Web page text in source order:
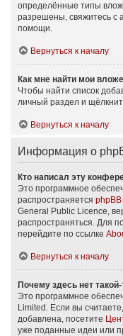
определённые типы
разрешены, свяжитесь с
помощи.
Вернуться к началу
Как мне найти мои
Чтобы найти список
личный раздел и
Вернуться к началу
Информация о
Кто написал эту
Это программное
распространяется phpBB
General Public Licence,
распространяться. Для
перейдите по ссылке
Вернуться к началу
Почему здесь нет
Это программное
Limited. Если вы
добавлена, посетите
уже поданные идеи или